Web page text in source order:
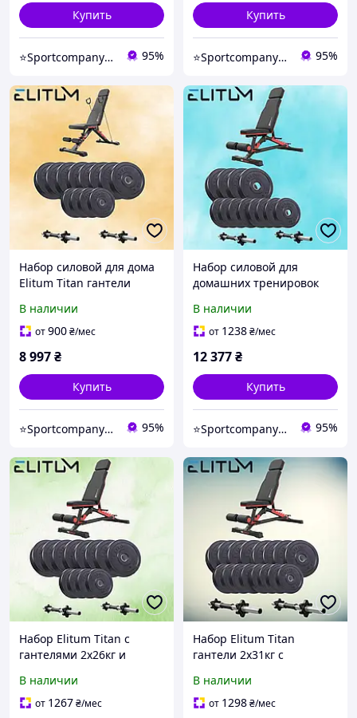
Купить
⭐️Sportcompany⭐️ Інтернет магазин спортивних товарів⭐️ 95%
Купить
⭐️Sportcompany⭐️ Інтернет магазин спортивних товарів⭐️ 95%
Набор силовой для дома
Elitum Titan гантели
скамейкой Hop-Sport HS-
2080 HB
В наличии
от900₴/мес
8 997₴
Купить
⭐️Sportcompany⭐️ Інтернет магазин спортивних товарів⭐️ 95%
Набор силовой для
домашних тренировок
2х21кг с регулируемой
скамейкой Hop-Sport HS-
В наличии
от 1238₴/мес
12 377₴
Купить
⭐️Sportcompany⭐️ Інтернет магазин спортивних товарів⭐️ 95%
Набор Elitum Titan с
гантелями 2х26кг и
регулируемой лавкой
Hop-Sport HS-2090 HB
В наличии
от 1267₴/мес
Набор Elitum Titan
гантели 2х31кг с
лавкой Hop-Sport HS-2090
HB для домашних
В наличии
от 1298₴/мес